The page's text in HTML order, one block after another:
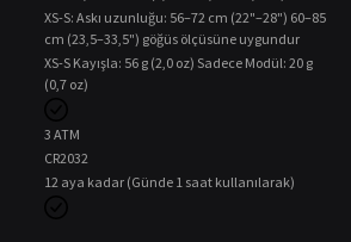
XS-S: Askı uzunluğu: 56–72 cm (22"–28") 60–85
cm (23,5–33,5") göğüs ölçüsüne uygundur
XS-S Kayışla: 56 g (2,0 oz) Sadece Modül: 20 g
(0,7 oz)
3 ATM
CR2032
12 aya kadar (Günde 1 saat kullanılarak)